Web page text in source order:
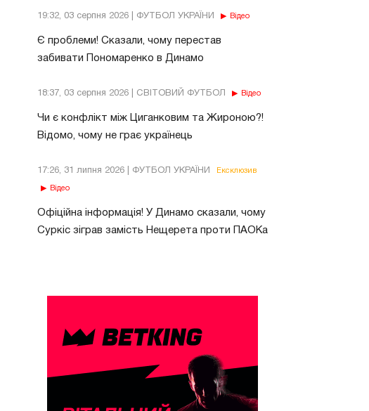
19:32, 03 серпня 2026 | ФУТБОЛ УКРАЇНИ Відео
Є проблеми! Сказали, чому перестав
забивати Пономаренко в Динамо
18:37, 03 серпня 2026 | СВІТОВИЙ ФУТБОЛ Відео
Чи є конфлікт між Циганковим та Жироною?!
Відомо, чому не грає українець
17:26, 31 липня 2026 | ФУТБОЛ УКРАЇНИ Ексклюзив
Відео
Офіційна інформація! У Динамо сказали, чому
Суркіс зіграв замість Нещерета проти ПАОКа